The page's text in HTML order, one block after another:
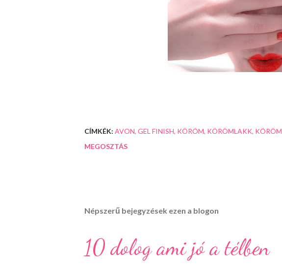
CÍMKÉK: AVON GEL FINISH KÖRÖM KÖRÖMLAKK
MEGOSZTÁS
Népszerű bejegyzések ezen a blogon
10 dolog ami jó a télben